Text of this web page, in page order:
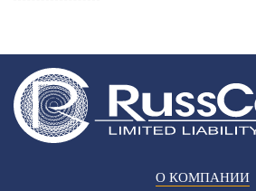
О КОМПАНИИ